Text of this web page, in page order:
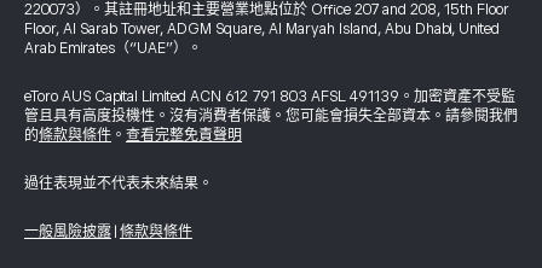
220073）。其註冊地址和主要營業地點位於 Office 207 and 208, 15th Floor
Floor, Al Sarab Tower, ADGM Square, Al Maryah Island, Abu Dhabi, United
Arab Emirates（“UAE”）。
eToro AUS Capital Limited ACN 612 791 803 AFSL 491139。加密資產不受監
管且具有高度投機性。沒有消費者保護。您可能會損失全部資本。請參閱我們
的條款與條件 。 查看完整免責聲明
過往表現並不代表未來結果。
一般風險披露 條款與條件